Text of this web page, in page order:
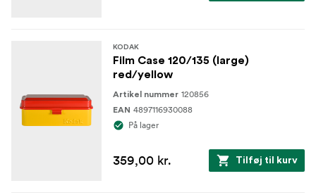
KODAK
Film Case 120/135 (large)
red/yellow
Artikel nummer 120856
EAN 4897116930088
På lager
359,00 kr. Tilføj til kurv